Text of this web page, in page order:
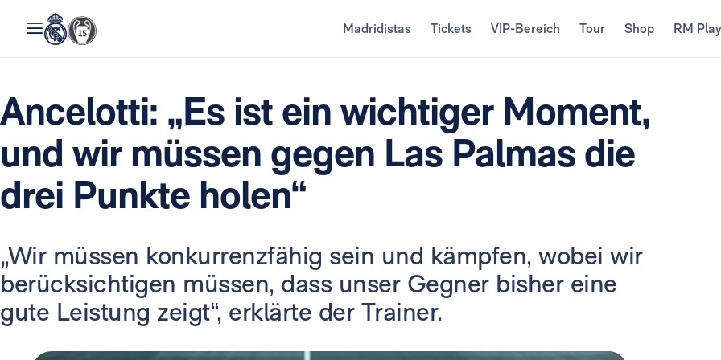
Madridistas Tickets VIP-Bereich Tour Shop RM Play
Ancelotti: „Es ist ein wichtiger Moment,
und wir müssen gegen Las Palmas die
drei Punkte holen“
„Wir müssen konkurrenzfähig sein und kämpfen, wobei wir
berücksichtigen müssen, dass unser Gegner bisher eine
gute Leistung zeigt“, erklärte der Trainer.